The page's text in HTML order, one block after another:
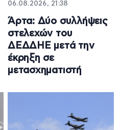
06.08.2026, 21:38
Άρτα: Δύο συλλήψεις
στελεχών του
ΔΕΔΔΗΕ μετά την
έκρηξη σε
μετασχηματιστή